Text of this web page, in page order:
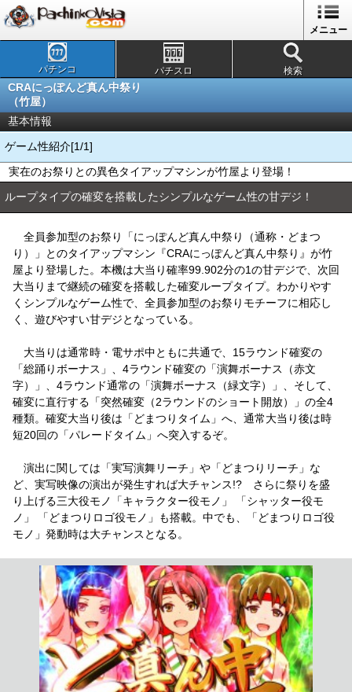
メニュー
パチンコ パチスロ 検索
CRAにっぽんど真ん中祭り
（竹屋）
基本情報
ゲーム性紹介[1/1]
実在のお祭りとの異色タイアップマシンが竹屋より登場！
ループタイプの確変を搭載したシンプルなゲーム性の甘デジ！
全員参加型のお祭り「にっぽんど真ん中祭り（通称・どまつ
り）」とのタイアップマシン『CRAにっぽんど真ん中祭り』が竹
屋より登場した。本機は大当り確率99.902分の1の甘デジで、次回
大当りまで継続の確変を搭載した確変ループタイプ。わかりやす
くシンプルなゲーム性で、全員参加型のお祭りモチーフに相応し
く、遊びやすい甘デジとなっている。
大当りは通常時・電サポ中ともに共通で、15ラウンド確変の
「総踊りボーナス」、4ラウンド確変の「演舞ボーナス（赤文
字）」、4ラウンド通常の「演舞ボーナス（緑文字）」、そして、
確変に直行する「突然確変（2ラウンドのショート開放）」の全4
種類。確変大当り後は「どまつりタイム」へ、通常大当り後は時
短20回の「パレードタイム」へ突入するぞ。
演出に関しては「実写演舞リーチ」や「どまつりリーチ」な
ど、実写映像の演出が発生すれば大チャンス!? さらに祭りを盛
り上げる三大役モノ「キャラクター役モノ」 「シャッター役モ
ノ」 「どまつりロゴ役モノ」も搭載。中でも、「どまつりロゴ役
モノ」発動時は大チャンスとなる。